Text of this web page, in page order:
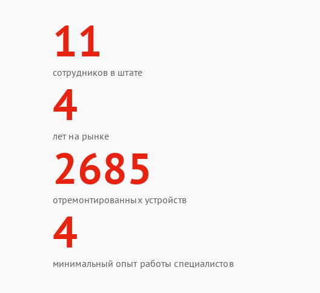
11
сотрудников в штате
4
лет на рынке
2685
отремонтированных устройств
4
минимальный опыт работы специалистов